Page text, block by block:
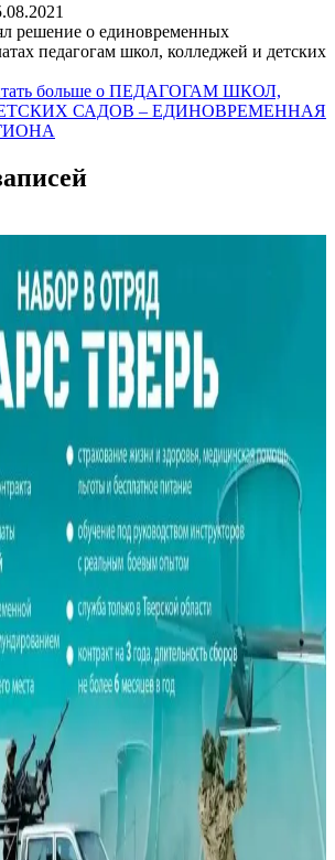
решение о единовременных
педагогам школ, колледжей и детских
больше о ПЕДАГОГАМ ШКОЛ,
САДОВ – ЕДИНОВРЕМЕННАЯ